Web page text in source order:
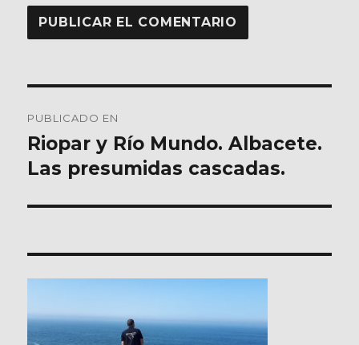
de
entradas
PUBLICADO EN
Riopar y Río Mundo. Albacete.
Las presumidas cascadas.